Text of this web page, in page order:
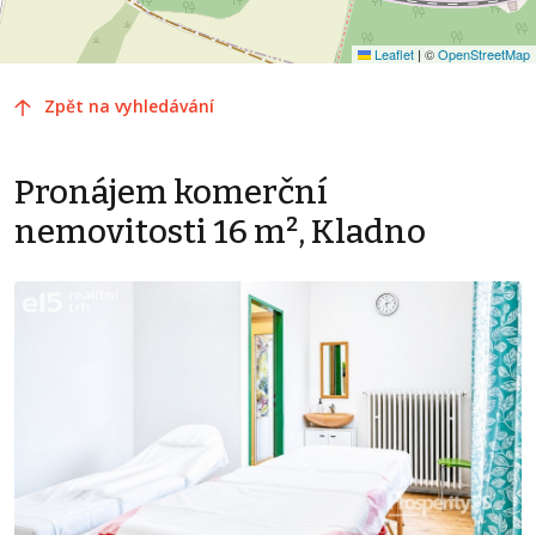
Leaflet | ©OpenStreetMap
Zpět na vyhledávání
Pronájem komerční
nemovitosti 16 m², Kladno